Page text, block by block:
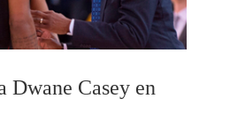
Dwane Casey en